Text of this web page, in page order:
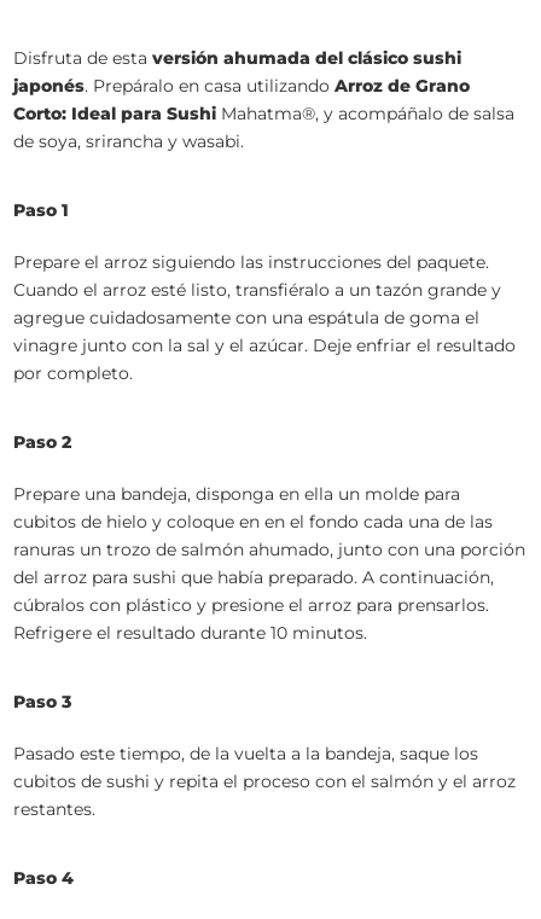
Disfruta de estaversión ahumada del clásico sushi
japonés. Prepáralo en casa utilizandoArroz de Grano
Corto: Ideal para Sushi Mahatma®, y acompáñalo de salsa
de soya, srirancha y wasabi.
Paso 1
Prepare el arroz siguiendo las instrucciones del paquete.
Cuando el arroz esté listo, transfiéralo a un tazón grande y
agregue cuidadosamente con una espátula de goma el
vinagre junto con la sal y el azúcar. Deje enfriar el resultado
por completo.
Paso 2
Prepare una bandeja, disponga en ella un molde para
cubitos de hielo y coloque en en el fondo cada una de las
ranuras un trozo de salmón ahumado, junto con una porción
del arroz para sushi que había preparado. A continuación,
cúbralos con plástico y presione el arroz para prensarlos.
Refrigere el resultado durante 10 minutos.
Paso 3
Pasado este tiempo, de la vuelta a la bandeja, saque los
cubitos de sushi y repita el proceso con el salmón y el arroz
restantes.
Paso 4